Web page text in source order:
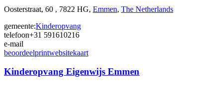
Oosterstraat, 60 , 7822 HG, Emmen, The Netherlands
gemeente:Kinderopvang
telefoon+31 591610216
e-mail
beoordeelprintwebsitekaart
Kinderopvang Eigenwijs Emmen